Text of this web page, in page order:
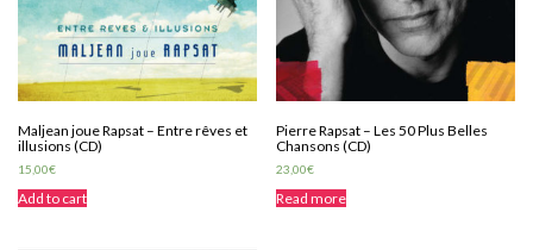
Maljean joue Rapsat – Entre rêves et
illusions (CD)
15,00€
Add to cart
Pierre Rapsat – Les 50 Plus Belles
Chansons (CD)
23,00€
Read more